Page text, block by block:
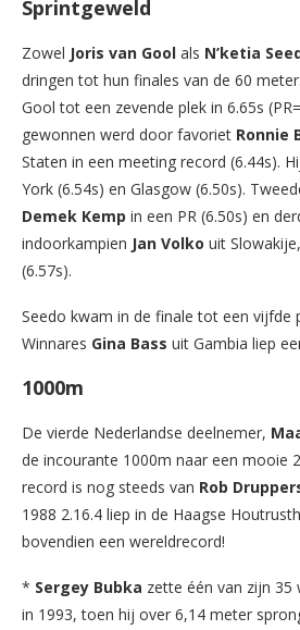
Sprintgeweld
Zowel Joris van Gool als N’ketia
dringen tot hun finales van de 60
Gool tot een zevende plek in 6.65s
gewonnen werd door favoriet Ronnie
Staten in een meeting record (6.44s).
York (6.54s) en Glasgow (6.50s).
Demek Kemp in een PR (6.50s) en
indoorkampien Jan Volko uit
(6.57s).
Seedo kwam in de finale tot een vijfde
Winnares Gina Bass uit Gambia liep
1000m
De vierde Nederlandse deelnemer,
de incourante 1000m naar een mooie
record is nog steeds van Rob
1988 2.16.4 liep in de Haagse
bovendien een wereldrecord!
* Sergey Bubka zette één van zijn 35
in 1993, toen hij over 6,14 meter